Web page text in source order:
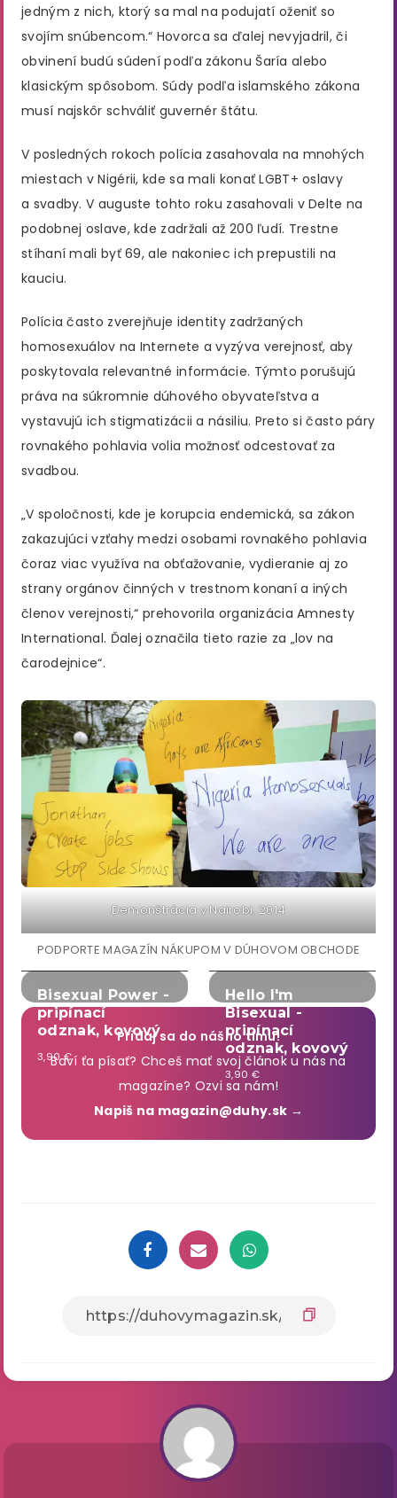
jedným z nich, ktorý sa mal na podujatí oženiť so
svojím snúbencom.“ Hovorca sa ďalej nevyjadril, či
obvinení budú súdení podľa zákonu Šaría alebo
klasickým spôsobom. Súdy podľa islamského zákona
musí najskôr schváliť guvernér štátu.
V posledných rokoch polícia zasahovala na mnohých
miestach v Nigérii, kde sa mali konať LGBT+ oslavy
a svadby. V auguste tohto roku zasahovali v Delte na
podobnej oslave, kde zadržali až 200 ľudí. Trestne
stíhaní mali byť 69, ale nakoniec ich prepustili na
kauciu.
Polícia často zverejňuje identity zadržaných
homosexuálov na Internete a vyzýva verejnosť, aby
poskytovala relevantné informácie. Týmto porušujú
práva na súkromnie dúhového obyvateľstva a
vystavujú ich stigmatizácii a násiliu. Preto si často páry
rovnakého pohlavia volia možnosť odcestovať za
svadbou.
„V spoločnosti, kde je korupcia endemická, sa zákon
zakazujúci vzťahy medzi osobami rovnakého pohlavia
čoraz viac využíva na obťažovanie, vydieranie aj zo
strany orgánov činných v trestnom konaní a iných
členov verejnosti,“ prehovorila organizácia Amnesty
International. Ďalej označila tieto razie za „lov na
čarodejnice“.
Demonštrácia v Nairobi, 2014
PODPORTE MAGAZÍN NÁKUPOM V DÚHOVOM OBCHODE
Bisexual Power -
pripínací
odznak, kovový
3,90 €
Hello I'm
Bisexual -
pripínací
odznak, kovový
3,90 €
Pridaj sa do nášho tímu!
Baví ťa písať? Chceš mať svoj článok u nás na
magazíne? Ozvi sa nám!
Napiš na magazin@duhy.sk →